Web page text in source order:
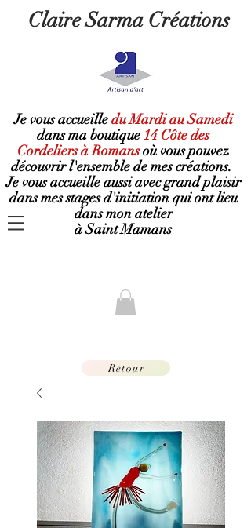
Claire Sarma Créations
Je vous accueilledu Mardi au Samedi
dans ma boutique14 Côte des
Cordeliers à Romansoùvous pouvez
découvrir l'ensemble de mes créations.
Je vous accueille aussi avec grand plaisir
dans mes stages d'initiation qui ont lieu
dans mon atelier
à Saint Mamans
Retour